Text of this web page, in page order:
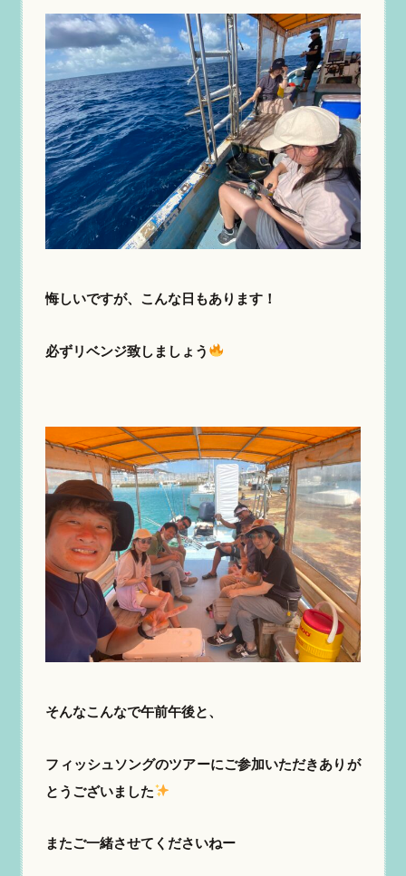
悔しいですが、こんな日もあります！
必ずリベンジ致しましょう
そんなこんなで午前午後と、
フィッシュソングのツアーにご参加いただきありが
とうございました
またご一緒させてくださいねー